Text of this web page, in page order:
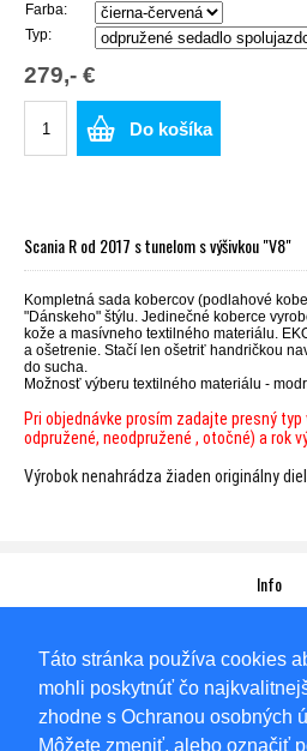
Táto stránka používa cookies
mohli poskytnúť čo
zhodne s Ochranou osobných
Môžete zmeniť, alebo označiť
Farba:
Typ:
279,- €
Do košíka
Scania R od 2017 s tunelom s výšivkou "V8"
Kompletná sada kobercov (podlahové
"Dánskeho" štýlu. Jedinečné koberce
kože a masívneho textilného materiálu.
a ošetrenie. Stačí len ošetriť handričkou
do sucha.
Možnosť výberu textilného materiálu -
Pri objednávke prosím zadajte presný
odpružené, neodpružené , otočné) a rok
Výrobok nenahrádza žiaden originálny diel
Info
Sídlo
AUTO-
Gabčíkovská
Dunajská
92901
Okresný súd Trnava, Oddiel: Sro,